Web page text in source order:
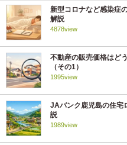
新型コロナなど感染症
解説
4878view
不動産の販売価格はど
（その1）
1995view
JAバンク鹿児島の住宅
説
1989view